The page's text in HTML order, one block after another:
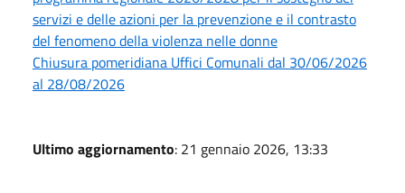
servizi e delle azioni per la prevenzione e il contrasto
del fenomeno della violenza nelle donne
Chiusura pomeridiana Uffici Comunali dal 30/06/2026
al 28/08/2026
Ultimo aggiornamento: 21 gennaio 2026, 13:33